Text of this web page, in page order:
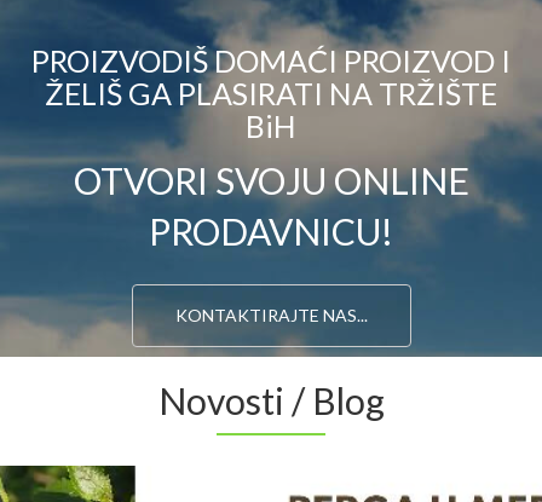
PROIZVODIŠ DOMAĆI PROIZVOD I
ŽELIŠ GA PLASIRATI NA TRŽIŠTE
BiH
OTVORI SVOJU ONLINE
PRODAVNICU!
KONTAKTIRAJTE NAS...
Novosti / Blog